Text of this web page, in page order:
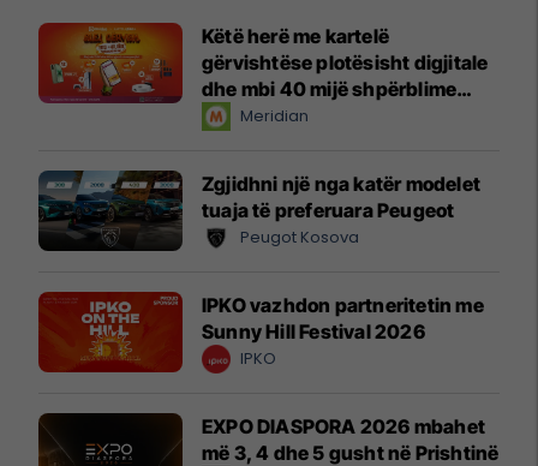
Këtë herë me kartelë
gërvishtëse plotësisht digjitale
dhe mbi 40 mijë shpërblime
instant!Meridian
Zgjidhni një nga katër modelet
tuaja të preferuara Peugeot
Peugot Kosova
IPKO vazhdon partneritetin me
Sunny Hill Festival 2026
IPKO
EXPO DIASPORA 2026 mbahet
më 3, 4 dhe 5 gusht në Prishtinë